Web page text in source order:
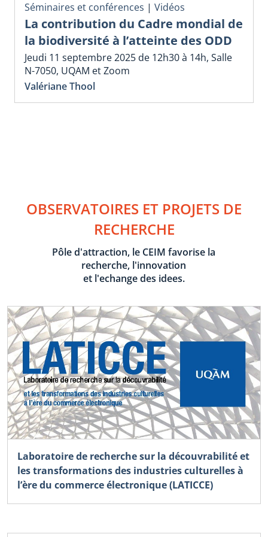
Séminaires et conférences | Vidéos
La contribution du Cadre mondial de
la biodiversité à l’atteinte des ODD
Jeudi 11 septembre 2025 de 12h30 à 14h, Salle
N-7050, UQAM et Zoom
Valériane Thool
OBSERVATOIRES ET PROJETS DE
RECHERCHE
Pôle d'attraction, le CEIM favorise la
recherche, l'innovation
et l'echange des idees.
Laboratoire de recherche sur la découvrabilité et
les transformations des industries culturelles à
l’ère du commerce électronique (LATICCE)